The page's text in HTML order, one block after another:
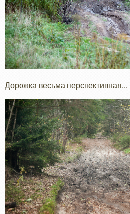
Дорожка весьма перспективная...